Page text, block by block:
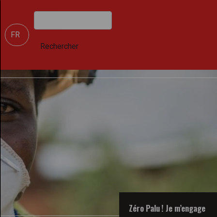
Select your language
Rechercher
Zéro Palu ! Je m’engage